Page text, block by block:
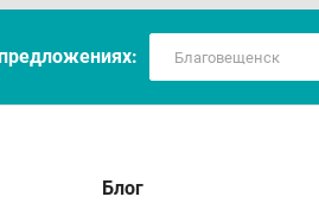
Блог